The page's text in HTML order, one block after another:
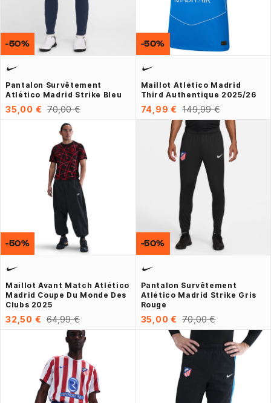
Pantalon Survêtement
Atlético Madrid Strike Bleu
35,00 € 70,00 €
-50%
Maillot Atlético Madrid
Third Authentique 2025/26
74,99 € 149,99 €
-50%
Maillot Avant Match Atlético
Madrid Coupe Du Monde Des
Clubs 2025
32,50 € 64,99 €
-50%
Pantalon Survêtement
Atlético Madrid Strike Gris
Rouge
35,00 € 70,00 €
-50%